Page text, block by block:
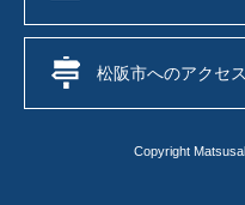
松阪市へのアクセス
Copyright